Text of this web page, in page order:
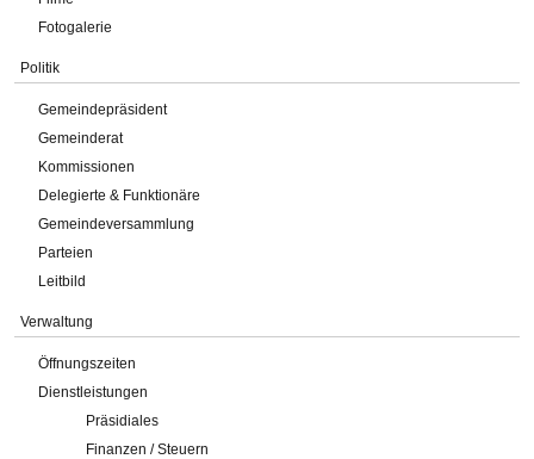
Fotogalerie
Politik
Gemeindepräsident
Gemeinderat
Kommissionen
Delegierte & Funktionäre
Gemeindeversammlung
Parteien
Leitbild
Verwaltung
Öffnungszeiten
Dienstleistungen
Präsidiales
Finanzen / Steuern